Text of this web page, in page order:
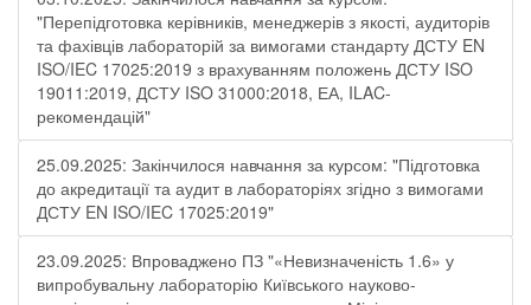
"Перепідготовка керівників, менеджерів з якості, аудиторів
та фахівців лабораторій за вимогами стандарту ДСТУ EN
ISO/IEC 17025:2019 з врахуванням положень ДСТУ ISO
19011:2019, ДСТУ ISO 31000:2018, ЕА, ILAC-
рекомендацій"
25.09.2025: Закінчилося навчання за курсом: "Підготовка
до акредитації та аудит в лабораторіях згідно з вимогами
ДСТУ EN ISO/IEC 17025:2019"
23.09.2025: Впроваджено ПЗ "«Невизначеність 1.6» у
випробувальну лабораторію Київського науково-